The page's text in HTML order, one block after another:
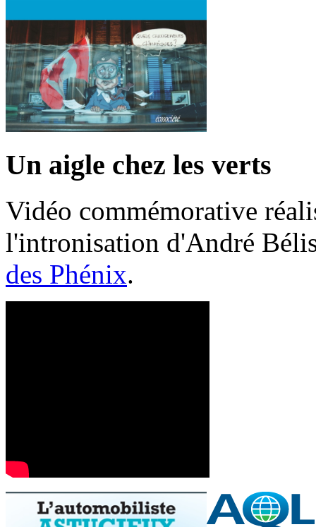
Un aigle chez les verts
Vidéo commémorative
l'intronisation d'André
des Phénix.